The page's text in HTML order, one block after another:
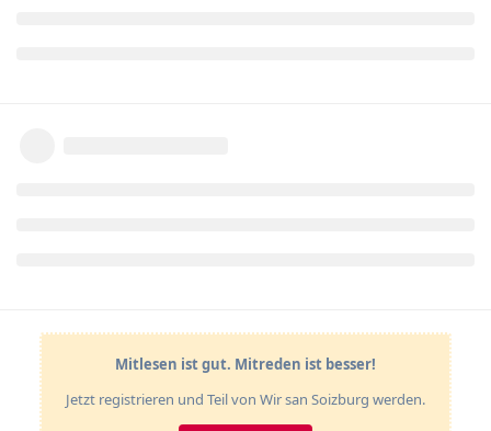
Mitlesen ist gut. Mitreden ist besser!
Jetzt registrieren und Teil von Wir san Soizburg werden.